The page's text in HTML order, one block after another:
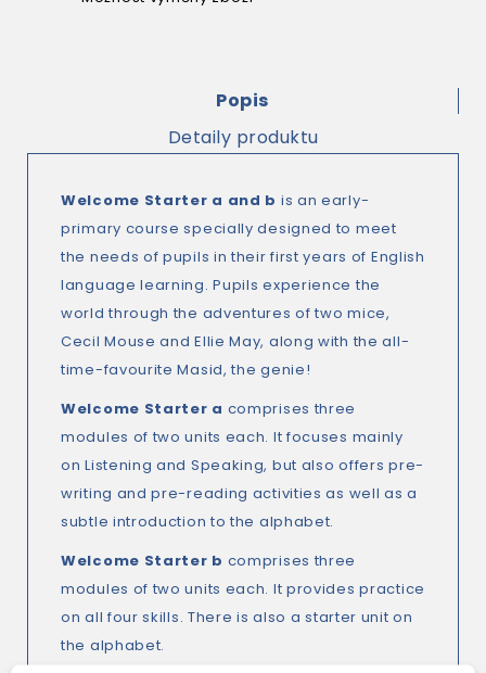
Popis
Detaily produktu
Welcome Starter a and b is an early-
primary course specially designed to meet
the needs of pupils in their first years of English
language learning. Pupils experience the
world through the adventures of two mice,
Cecil Mouse and Ellie May, along with the all-
time-favourite Masid, the genie!
Welcome Starter a comprises three
modules of two units each. It focuses mainly
on Listening and Speaking, but also offers pre-
writing and pre-reading activities as well as a
subtle introduction to the alphabet.
Welcome Starter b comprises three
modules of two units each. It provides practice
on all four skills. There is also a starter unit on
the alphabet.